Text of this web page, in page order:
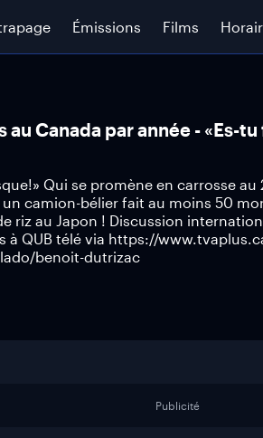
Émissions Films
Canada par année - «Es-tu
Qui se promène en carrosse
camion-bélier fait au moins 50
riz au Japon ! Discussion
QUB télé via https://
benoit-dutrizac
Publicité